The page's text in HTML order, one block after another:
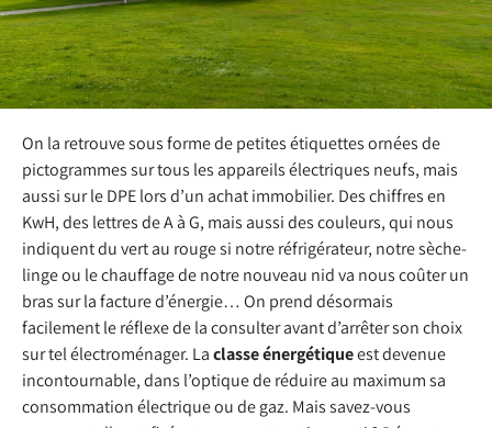
On la retrouve sous forme de petites étiquettes ornées de
pictogrammes sur tous les appareils électriques neufs, mais
aussi sur le DPE lors d’un achat immobilier. Des chiffres en
KwH, des lettres de A à G, mais aussi des couleurs, qui nous
indiquent du vert au rouge si notre réfrigérateur, notre sèche-
linge ou le chauffage de notre nouveau nid va nous coûter un
bras sur la facture d’énergie… On prend désormais
facilement le réflexe de la consulter avant d’arrêter son choix
sur tel électroménager. Laclasse énergétiqueest devenue
incontournable, dans l’optique de réduire au maximum sa
consommation électrique ou de gaz. Mais savez-vous